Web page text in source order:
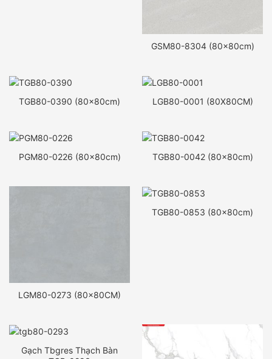
GSM80-8304 (80x80cm)
TGB80-0390 (80x80cm) LGB80-0001 (80X80CM)
PGM80-0226 (80x80cm) TGB80-0042 (80x80cm)
LGM80-0273 (80x80CM)
TGB80-0853 (80x80cm)
Gạch Tbgres Thạch Bàn